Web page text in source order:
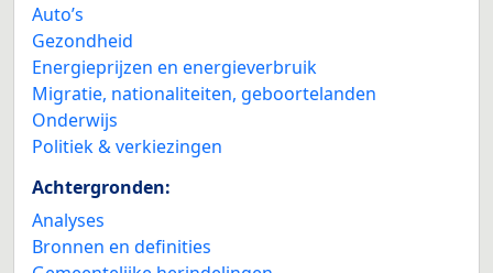
Auto’s
Gezondheid
Energieprijzen en energieverbruik
Migratie, nationaliteiten, geboortelanden
Onderwijs
Politiek & verkiezingen
Achtergronden:
Analyses
Bronnen en definities